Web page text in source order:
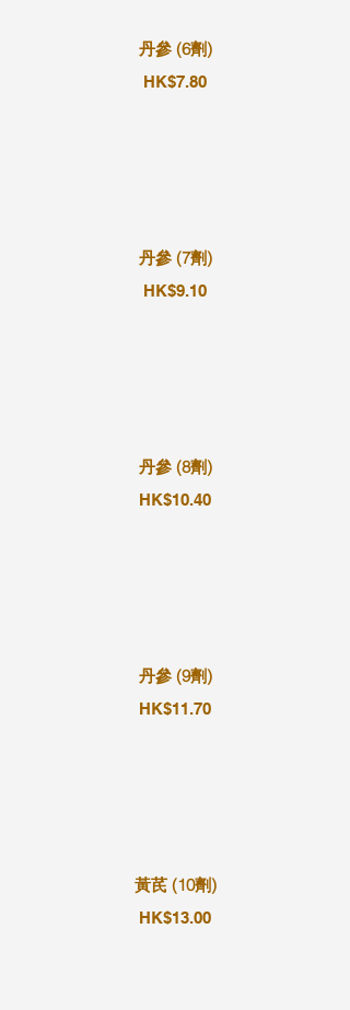
丹參 (6劑)
HK$7.80
丹參 (7劑)
HK$9.10
丹參 (8劑)
HK$10.40
丹參 (9劑)
HK$11.70
黃芪 (10劑)
HK$13.00